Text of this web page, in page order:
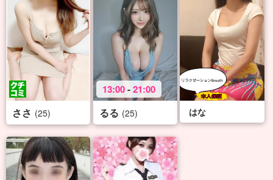
ささ (25)
13:00-21:00
るる (25) はな